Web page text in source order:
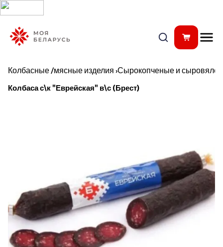
Колбасные /мясные изделия ›Сырокопченые и
Колбаса с\к "Еврейская" в\с (Брест)